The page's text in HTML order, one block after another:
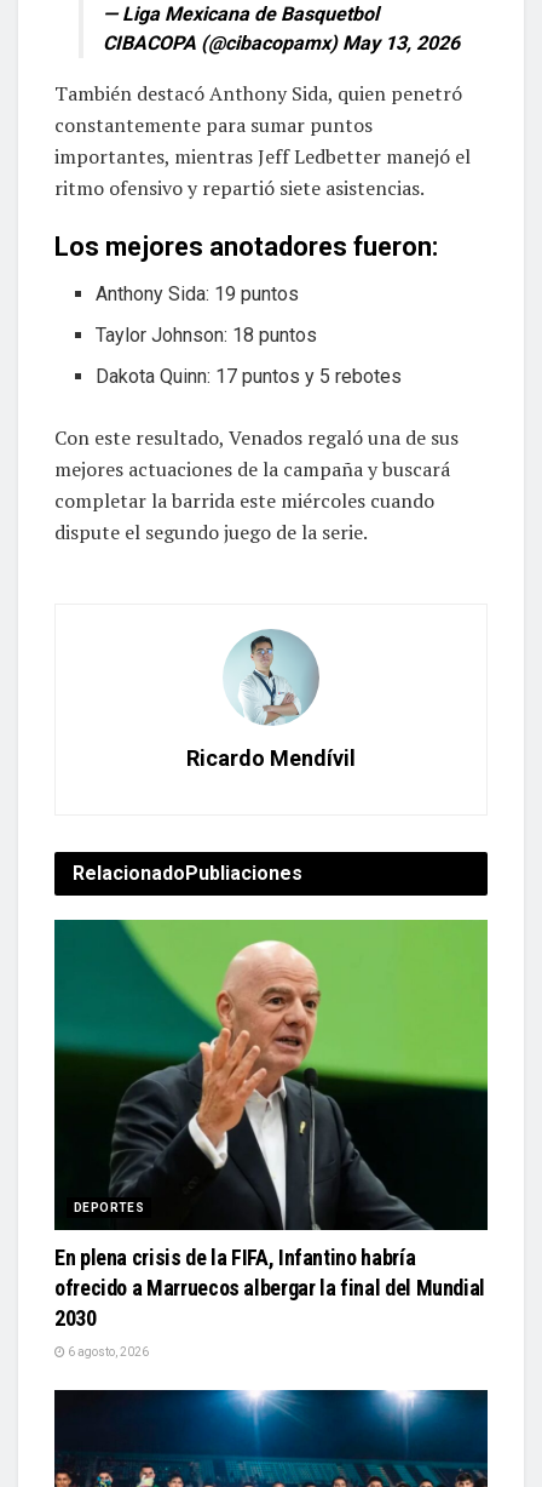
— Liga Mexicana de Basquetbol
CIBACOPA (@cibacopamx) May 13, 2026
También destacó Anthony Sida, quien penetró
constantemente para sumar puntos
importantes, mientras Jeff Ledbetter manejó el
ritmo ofensivo y repartió siete asistencias.
Los mejores anotadores fueron:
Anthony Sida: 19 puntos
Taylor Johnson: 18 puntos
Dakota Quinn: 17 puntos y 5 rebotes
Con este resultado, Venados regaló una de sus
mejores actuaciones de la campaña y buscará
completar la barrida este miércoles cuando
dispute el segundo juego de la serie.
Ricardo Mendívil
RelacionadoPubliaciones
DEPORTES
En plena crisis de la FIFA, Infantino habría
ofrecido a Marruecos albergar la final del Mundial
2030
6 agosto, 2026